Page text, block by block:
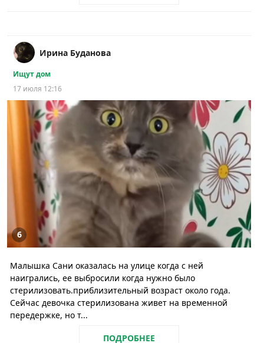
Ирина Буданова
Ищут дом
17 июля 12:16
6
Малышка Сани оказалась на улице когда с ней
наигрались, ее выбросили когда нужно было
стерилизовать.приблизительный возраст около года.
Сейчас девочка стерилизована живет на временной
передержке, но т...
ПОДРОБНЕЕ